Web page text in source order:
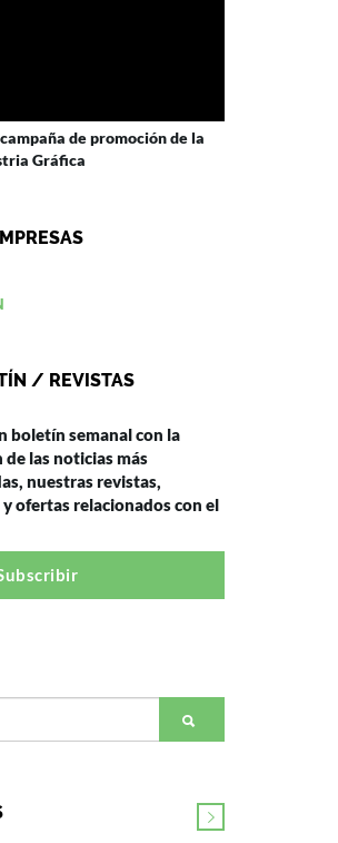
de promoción de la
Gráfica
/ REVISTAS
boletín semanal con la
de las noticias más
nuestras revistas,
ofertas relacionados con el